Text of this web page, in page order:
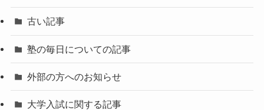
古い記事
塾の毎日についての記事
外部の方へのお知らせ
大学入試に関する記事